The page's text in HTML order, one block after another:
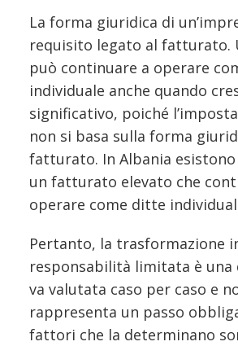
La forma giuridica di
requisito legato al fatturato.
può continuare a operare
individuale anche quando
significativo, poiché
non si basa sulla forma
fatturato. In Albania
un fatturato elevato che
operare come ditte
Pertanto, la trasformazione
responsabilità limitata è una
va valutata caso per caso e
rappresenta un passo
fattori che la determinano